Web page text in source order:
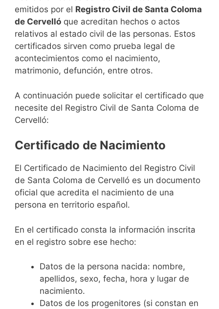
emitidos por el Registro Civil de Santa Coloma
de Cervelló que acreditan hechos o actos
relativos al estado civil de las personas. Estos
certificados sirven como prueba legal de
acontecimientos como el nacimiento,
matrimonio, defunción, entre otros.
A continuación puede solicitar el certificado que
necesite del Registro Civil de Santa Coloma de
Cervelló:
Certificado de Nacimiento
El Certificado de Nacimiento del Registro Civil
de Santa Coloma de Cervelló es un documento
oficial que acredita el nacimiento de una
persona en territorio español.
En el certificado consta la información inscrita
en el registro sobre ese hecho:
Datos de la persona nacida: nombre,
apellidos, sexo, fecha, hora y lugar de
nacimiento.
Datos de los progenitores (si constan en